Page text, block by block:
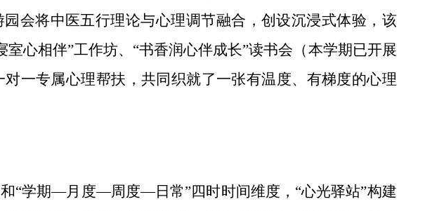
会将中医五行理论与心理调节融合，创设沉浸式体验，该
心相伴”工作坊、“书香润心伴成长”读书会（本学期已开展
一专属心理帮扶，共同织就了一张有温度、有梯度的心理
“学期—月度—周度—日常”四时时间维度，“心光驿站”构建